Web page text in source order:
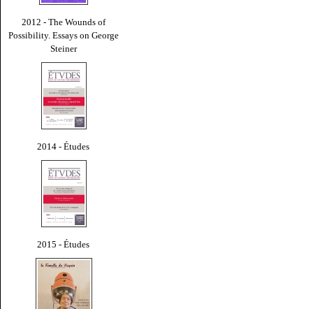
2012 - The Wounds of
Possibility. Essays on George
Steiner
2014 - Études
2015 - Études